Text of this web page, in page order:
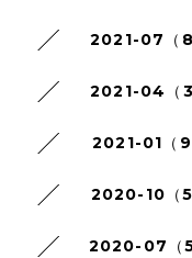
2021-07（8
2021-04（3
2021-01（9
2020-10（5
2020-07（5